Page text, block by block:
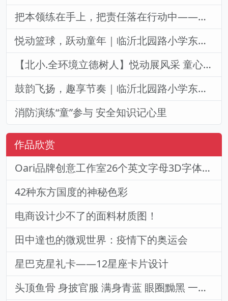
把本领练在手上，把责任落在行动中——临沂北园路小学东岳校区第九周主题升旗仪式
悦动篮球，跃动童年｜临沂北园路小学东岳校区篮球健身操风采
【北小.全环境立德树人】悦动展风采 童心向未来--临沂北园路小学东岳校区春季趣味运动会
鼓韵飞扬，趣享节奏｜临沂北园路小学东岳校区非洲鼓社团风采
消防演练“童”参与 安全知识记心里
作品欣赏
Oari品牌创意工作室26个英文字母3D字体设计造型
42种东方国度的神秘色彩
电商设计少不了的面料材质图！
田中達也的微观世界：疫情下的奥运会
星巴克星礼卡——12星座卡片设计
头顶鱼骨 身披官服 满身青蓝 眼圈黝黑 一脸萌相的僵小鱼